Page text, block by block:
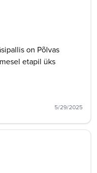
on Põlvas
etapil üks
5/29/2025